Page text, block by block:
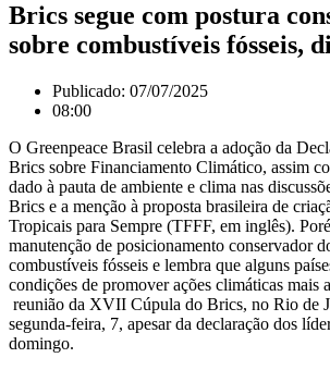
Brics segue com postura
sobre combustíveis fósseis,
Publicado: 07/07/2025
08:00
O Greenpeace Brasil celebra a adoção da
Brics sobre Financiamento Climático, assim
dado à pauta de ambiente e clima nas
Brics e a menção à proposta brasileira de
Tropicais para Sempre (TFFF, em inglês).
manutenção de posicionamento conservador
combustíveis fósseis e lembra que alguns
condições de promover ações climáticas mais
reunião da XVII Cúpula do Brics, no Rio de
segunda-feira, 7, apesar da declaração dos
domingo.